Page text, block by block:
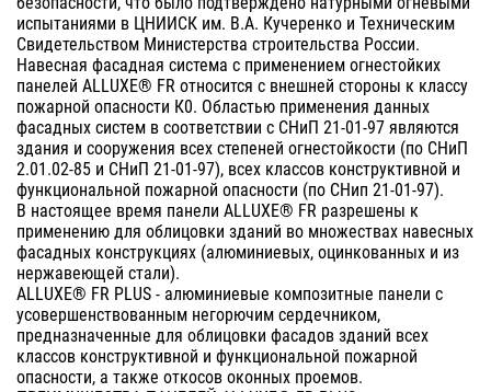
испытаниями в ЦНИИСК им. В.А. Кучеренко и Техническим
Свидетельством Министерства строительства России.
Навесная фасадная система с применением огнестойких
панелей ALLUXE® FR относится с внешней стороны к классу
пожарной опасности К0. Областью применения данных
фасадных систем в соответствии с СНиП 21-01-97 являются
здания и сооружения всех степеней огнестойкости (по СНиП
2.01.02-85 и СНиП 21-01-97), всех классов конструктивной и
функциональной пожарной опасности (по СНип 21-01-97).
В настоящее время панели ALLUXE® FR разрешены к
применению для облицовки зданий во множествах навесных
фасадных конструкциях (алюминиевых, оцинкованных и из
нержавеющей стали).
ALLUXE® FR PLUS - алюминиевые композитные панели с
усовершенствованным негорючим сердечником,
предназначенные для облицовки фасадов зданий всех
классов конструктивной и функциональной пожарной
опасности, а также откосов оконных проемов.